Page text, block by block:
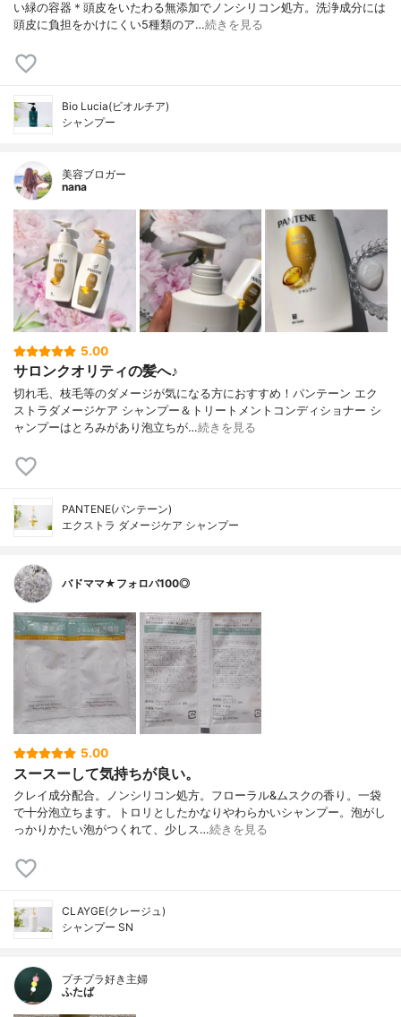
い緑の容器＊頭皮をいたわる無添加でノンシリコン処方。洗浄成分には
頭皮に負担をかけにくい5種類のア…続きを見る
Bio Lucia(ビオルチア)
シャンプー
美容ブロガー
nana
5.00
サロンクオリティの髪へ♪
切れ毛、枝毛等のダメージが気になる方におすすめ！パンテーン エク
ストラダメージケア シャンプー＆トリートメントコンディショナー シ
ャンプーはとろみがあり泡立ちが…続きを見る
PANTENE(パンテーン)
エクストラ ダメージケア シャンプー
バドママ★フォロバ100◎
5.00
スースーして気持ちが良い。
クレイ成分配合。ノンシリコン処方。フローラル&ムスクの香り。一袋
で十分泡立ちます。トロリとしたかなりやわらかいシャンプー。泡がし
っかりかたい泡がつくれて、少しス…続きを見る
CLAYGE(クレージュ)
シャンプー SN
プチプラ好き主婦
ふたば